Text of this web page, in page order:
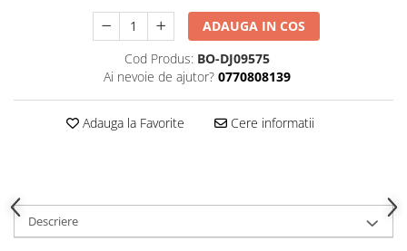
ADAUGA IN COS
Cod Produs: BO-DJ09575
Ai nevoie de ajutor? 0770808139
Adauga la Favorite Cere informatii
Descriere